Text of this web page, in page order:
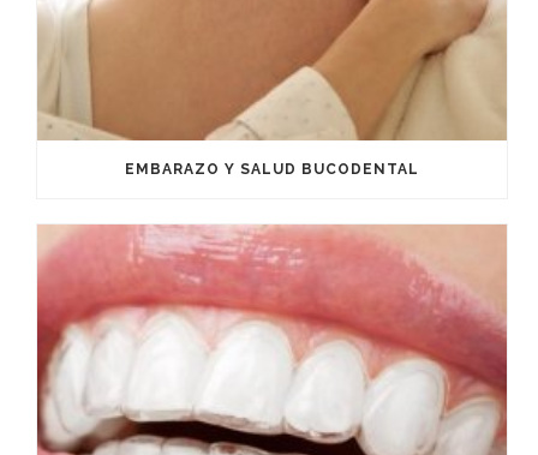
EMBARAZO Y SALUD BUCODENTAL